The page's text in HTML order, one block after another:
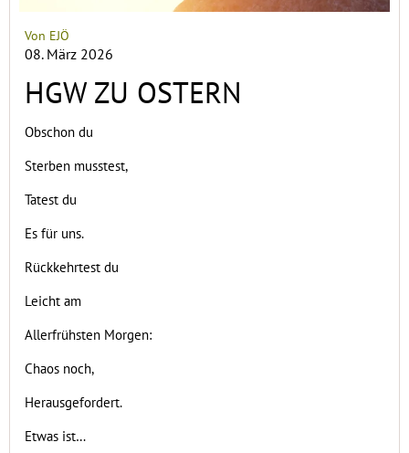
Von EJÖ
08. März 2026
HGW ZU OSTERN
Obschon du
Sterben musstest,
Tatest du
Es für uns.
Rückkehrtest du
Leicht am
Allerfrühsten Morgen:
Chaos noch,
Herausgefordert.
Etwas ist…